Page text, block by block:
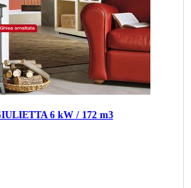
6 kW / 172 m3